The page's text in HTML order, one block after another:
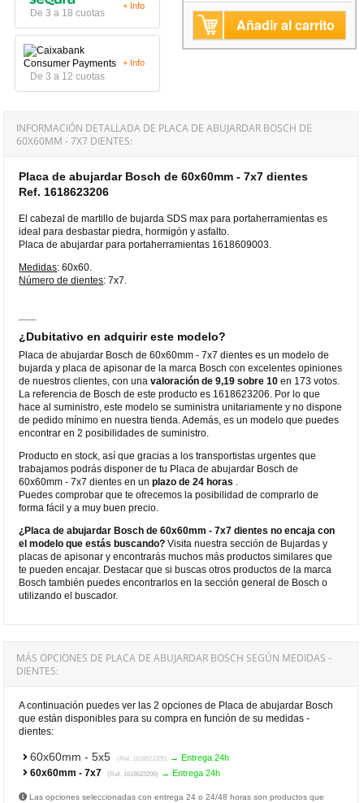
De 3 a 18 cuotas
+ Info
De 3 a 12 cuotas
+ Info
Añadir al carrito
INFORMACIÓN DETALLADA DE PLACA DE ABUJARDAR BOSCH DE
60X60MM - 7X7 DIENTES:
Placa de abujardar Bosch de 60x60mm - 7x7 dientes
Ref. 1618623206
El cabezal de martillo de bujarda SDS max para portaherramientas es
ideal para desbastar piedra, hormigón y asfalto.
Placa de abujardar para portaherramientas 1618609003.
Medidas: 60x60.
Número de dientes: 7x7.
¿Dubitativo en adquirir este modelo?
Placa de abujardar Bosch de 60x60mm - 7x7 dientes es un modelo de
bujarda y placa de apisonar de la marca Bosch con excelentes opiniones
de nuestros clientes, con unavaloración de 9,19 sobre 10 en 173 votos.
La referencia de Bosch de este producto es 1618623206. Por lo que
hace al suministro, este modelo se suministra unitariamente y no dispone
de pedido mínimo en nuestra tienda. Además, es un modelo que puedes
encontrar en 2 posibilidades de suministro.
Producto en stock, así que gracias a los transportistas urgentes que
trabajamos podrás disponer de tu Placa de abujardar Bosch de
60x60mm - 7x7 dientes en unplazo de 24 horas
Puedes comprobar que te ofrecemos la posibilidad de comprarlo de
forma fácil y a muy buen precio.
¿Placa de abujardar Bosch de 60x60mm - 7x7 dientes no encaja con
el modelo que estás buscando? Visita nuestra sección de Bujardas y
placas de apisonar y encontrarás muchos más productos similares que
te pueden encajar. Destacar que si buscas otros productos de la marca
Bosch también puedes encontrarlos en la sección general de Bosch o
utilizando el buscador.
MÁS OPCIONES DE PLACA DE ABUJARDAR BOSCH SEGÚN MEDIDAS -
DIENTES:
A continuación puedes ver las 2 opciones de Placa de abujardar Bosch
que están disponibles para su compra en función de su medidas -
dientes:
60x60mm - 5x5 (Ref. 1618623205) → Entrega 24h
60x60mm - 7x7 (Ref. 1618623206) → Entrega 24h
Las opciones seleccionadas con entrega 24 o 24/48 horas son productos que